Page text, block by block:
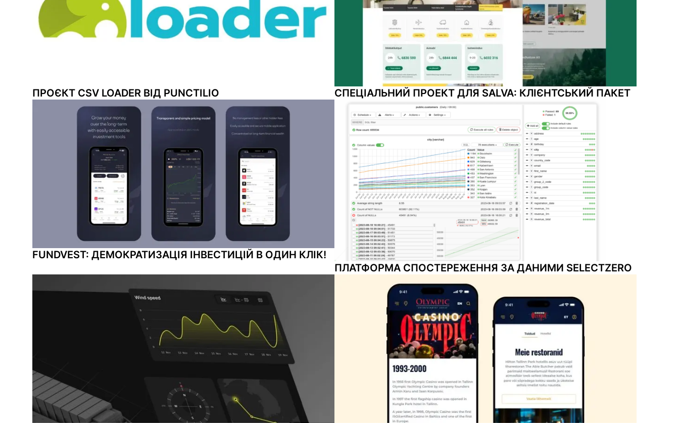
ПРОЄКТ CSV LOADER ВІД PUNCTILIO СПЕЦІАЛЬНИЙ ПРОЕКТ ДЛЯ SALVA: КЛІЄНТСЬКИЙ ПАКЕТ
FUNDVEST: ДЕМОКРАТИЗАЦІЯ ІНВЕСТИЦІЙ В ОДИН КЛІК!
ПЛАТФОРМА СПОСТЕРЕЖЕННЯ ЗА ДАНИМИ SELECTZERO